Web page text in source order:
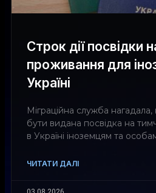
Строк дії посвідки
проживання для
Україні
Міграційна служба
бути видана посвідка на
в Україні іноземцям та
ЧИТАТИ ДАЛІ